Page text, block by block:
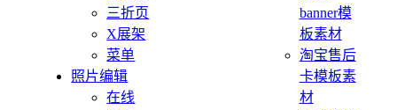
三折页
X展架
菜单
照片编辑
在线
banner模
板素材
淘宝售后
卡模板素
材